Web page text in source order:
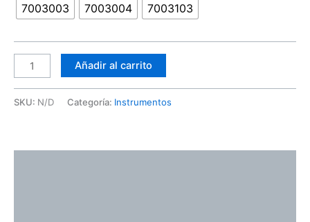
7003003
7003004 7003103
Añadir al carrito
SKU: N/D Categoría: Instrumentos